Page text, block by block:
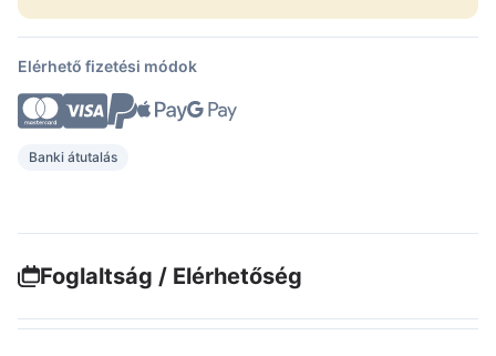
Elérhető fizetési módok
Banki átutalás
Foglaltság / Elérhetőség